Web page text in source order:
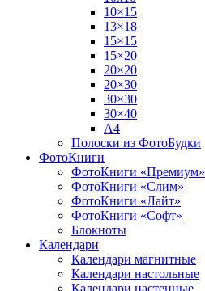
10×15
13×18
15×15
15×20
20×20
20×30
30×30
30×40
A4
Полоски из ФотоБудки
ФотоКниги
ФотоКниги «Премиум»
ФотоКниги «Слим»
ФотоКниги «Лайт»
ФотоКниги «Софт»
Блокноты
Календари
Календари магнитные
Календари настольные
Календари настенные